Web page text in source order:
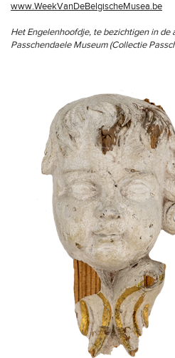
www.WeekVanDeBelgischeMusea.be
Het Engelenhoofdje, te bezichtigen in de
Passchendaele Museum (Collectie